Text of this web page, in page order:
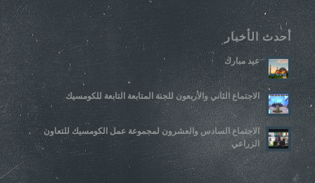
أحدث الأخبار
عيد مبارك
الاجتماع الثاني والأربعون للجنة المتابعة التابعة للكومسيك
الاجتماع السادس والعشرون لمجموعة عمل الكومسيك للتعاون
الزراعي